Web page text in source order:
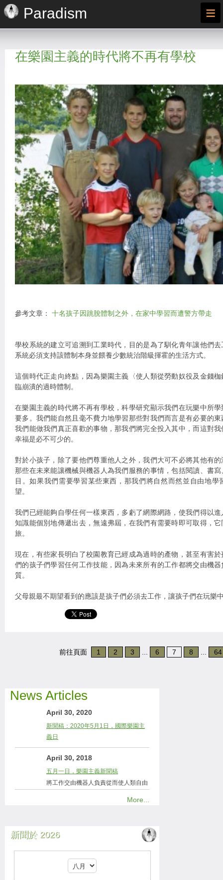
Paradism ≡
在樂園主義的時代將不再有學校
參考文章： 十名孩子因跳脫體制之外，在家中學習而遭警方帶走
學校系統的建立可追溯到工業時代，目的是為了馴化青年讓他們
系統必須支持該體制本身並餵養少數統治階級揮霍的生活方式。
這個時代正走向終點，因為樂園主義〈使人類從勞動奴役及金錢
臨崩潰的過時體制。
在樂園主義的時代將不再有學校，科學研究顯示我們在玩樂中所
要多。我們能自然且毫不費力地學習那些對我們而言是有必要的
我們能做我們真正喜歡的事物，那我們將完全投入其中，而這對
幸福是必不可少的。
對於小孩子，除了要他們尊重他人之外，我們大可不必將其他有
那些在未來能讓機械與機器人為我們服務的事情，包括閱讀、書
目。如果我們需要學習某些東西，那我們將自然而然並自由地學
望。
我們已經能夠自學任何一樣東西，多虧了網際網路，使我們得以
知識能個別地傳遞出去，無遠弗屆，在我們有需要時即可取得，
旅。
現在，有些家長明白了校園教育已經成為過時的產物，甚至有害
們的孩子們學習任何工作技能，因為未來所有的工作都將交由機
質。
父母親最不期望看到的應該是孩子們必須去工作，讓孩子們在玩樂
前往頁面 1 2 3 6 7 8 64
News Articles
April 30, 2020
新聞稿：2020年5月1日，國際樂園主
義日
April 30, 2018
五月一日，樂園主義新聞稿
將工作交由機器人負責從而使人類自由
More...
新聞於 2026